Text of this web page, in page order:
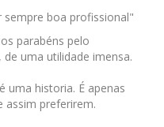
boa profissional"
parabéns pelo
uma utilidade imensa.
uma historia. É apenas
assim preferirem.